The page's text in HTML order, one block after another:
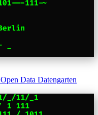
Open Data Datengarten